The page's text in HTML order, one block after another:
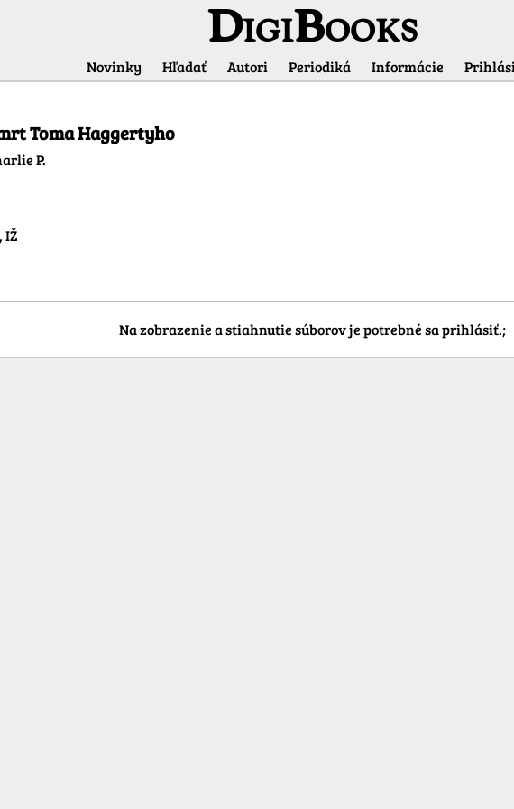
DigiBooks
Novinky Hľadať Autori Periodiká Informácie
Toma Haggertyho
P.
IŽ
Na zobrazenie a stiahnutie súborov je potrebné sa prihlásiť.;